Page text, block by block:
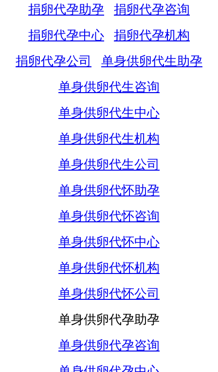
捐卵代孕助孕
捐卵代孕咨询
捐卵代孕中心
捐卵代孕机构
捐卵代孕公司
单身供卵代生助孕
单身供卵代生咨询
单身供卵代生中心
单身供卵代生机构
单身供卵代生公司
单身供卵代怀助孕
单身供卵代怀咨询
单身供卵代怀中心
单身供卵代怀机构
单身供卵代怀公司
单身供卵代孕助孕
单身供卵代孕咨询